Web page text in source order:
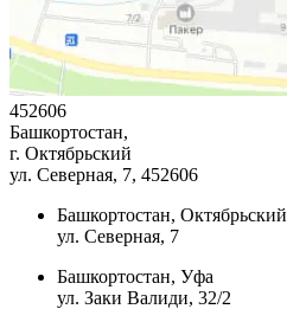
452606
Башкортостан,
г. Октябрьский
ул. Северная, 7, 452606
Башкортостан, Октябрьский
ул. Северная, 7
Башкортостан, Уфа
ул. Заки Валиди, 32/2